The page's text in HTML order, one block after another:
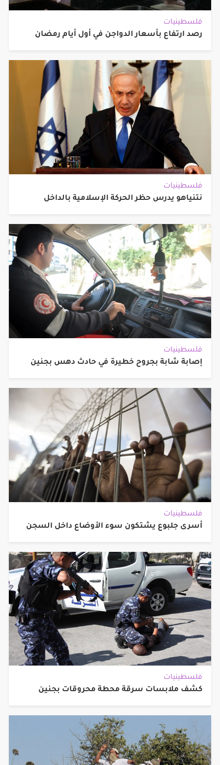
فلسطينيات
رصد ارتفاع بأسعار الدواجن في أول أيام رمضان
فلسطينيات
نتنياهو يدرس حظر الحركة الإسلامية بالداخل
فلسطينيات
إصابة شابة بجروح خطيرة في حادث دهس بجنين
فلسطينيات
أسرى جلبوع يشتكون سوء الأوضاع داخل السجن
فلسطينيات
كشف ملابسات سرقة محطة محروقات بجنين